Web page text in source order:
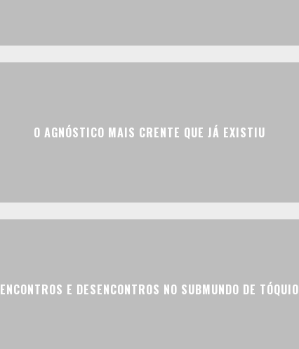
O AGNÓSTICO MAIS CRENTE QUE JÁ EXISTIU
ENCONTROS E DESENCONTROS NO SUBMUNDO DE TÓQUIO